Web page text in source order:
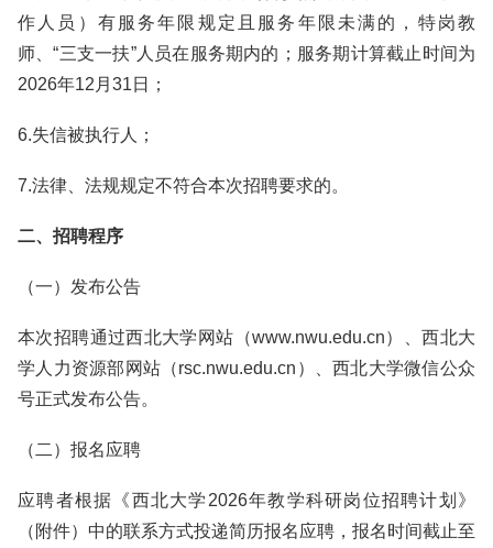
作人员）有服务年限规定且服务年限未满的，特岗教
师、“三支一扶”人员在服务期内的；服务期计算截止时间为
2026年12月31日；
6.失信被执行人；
7.法律、法规规定不符合本次招聘要求的。
二、招聘程序
（一）发布公告
本次招聘通过西北大学网站（www.nwu.edu.cn）、西北大
学人力资源部网站（rsc.nwu.edu.cn）、西北大学微信公众
号正式发布公告。
（二）报名应聘
应聘者根据《西北大学2026年教学科研岗位招聘计划》
（附件）中的联系方式投递简历报名应聘，报名时间截止至